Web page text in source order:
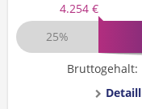
4.254 €
25%
Bruttogehalt: